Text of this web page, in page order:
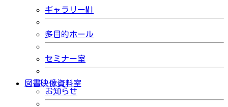
ギャラリーMI
多目的ホール
セミナー室
図書映像資料室
お知らせ